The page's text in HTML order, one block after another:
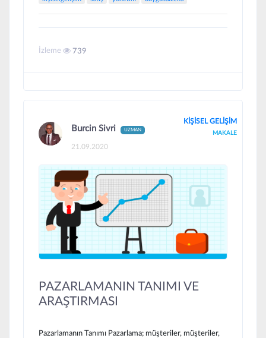
İzleme 739
Burcin Sivri UZMAN
21.09.2020
KİŞİSEL GELİŞİM
MAKALE
PAZARLAMANIN TANIMI VE
ARAŞTIRMASI
Pazarlamanın Tanımı Pazarlama; müşteriler, müşteriler,